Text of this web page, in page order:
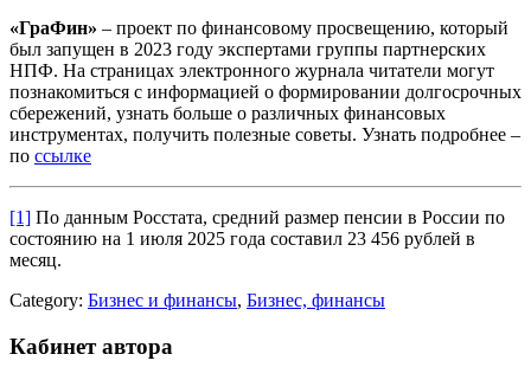
«ГраФин» – проект по финансовому просвещению, который
был запущен в 2023 году экспертами группы партнерских
НПФ. На страницах электронного журнала читатели могут
познакомиться с информацией о формировании долгосрочных
сбережений, узнать больше о различных финансовых
инструментах, получить полезные советы. Узнать подробнее –
по ссылке
[1] По данным Росстата, средний размер пенсии в России по
состоянию на 1 июля 2025 года составил 23 456 рублей в
месяц.
Category: Бизнес и финансы, Бизнес, финансы
Кабинет автора